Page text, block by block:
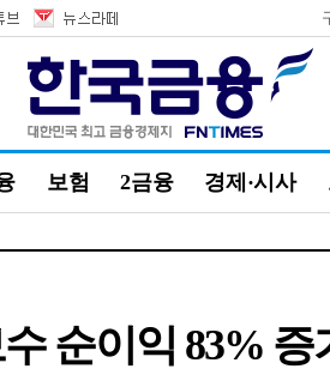
보험 2금융 경제·시사
순이익 83%